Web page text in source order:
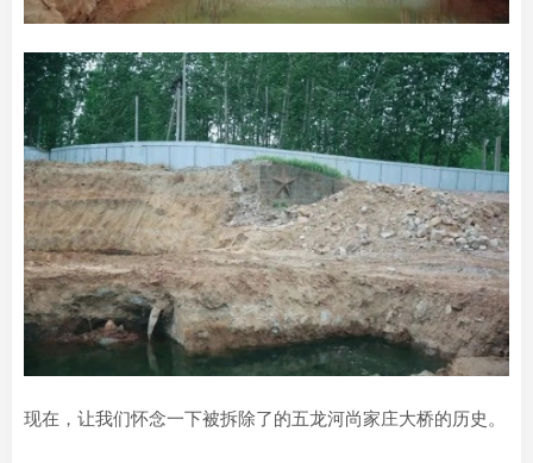
现在，让我们怀念一下被拆除了的五龙河尚家庄大桥的历史。